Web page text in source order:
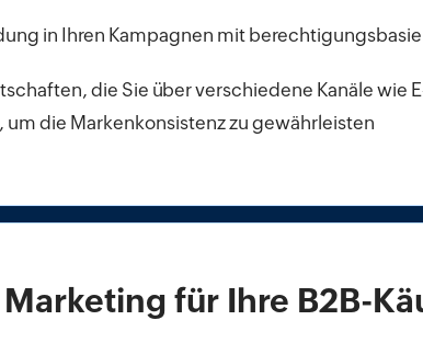
in Ihren Kampagnen mit
die Sie über verschiedene Kanäle wie
die Markenkonsistenz zu gewährleisten
für Ihre B2B-